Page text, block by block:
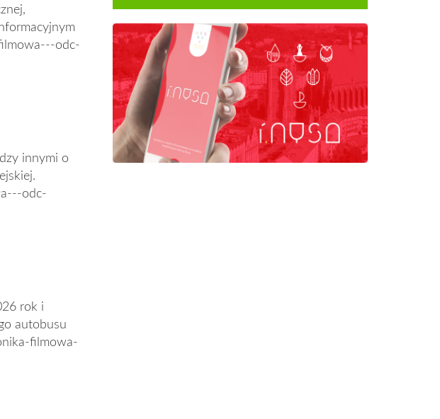
odc-
innymi o
odc-
rok i
autobusu
filmowa-